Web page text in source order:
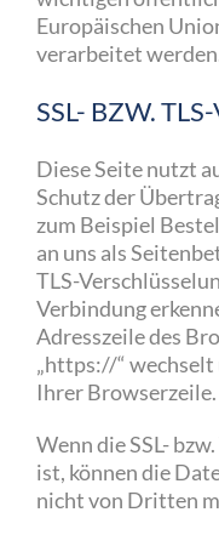
Europäischen
verarbeitet
SSL- BZW.
Diese Seite nutzt
Schutz der
zum Beispiel
an uns als
TLS-
Verbindung
Adresszeile des
„https://“ wechselt
Ihrer Browserzeile.
Wenn die SSL-
ist, können die
nicht von Dritten